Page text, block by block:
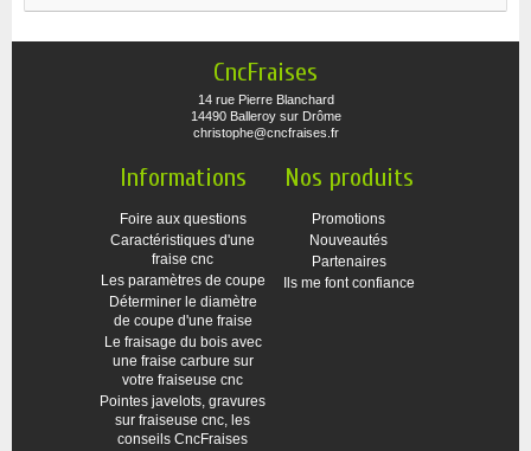
CncFraises
14 rue Pierre Blanchard
14490 Balleroy sur Drôme
christophe@cncfraises.fr
Informations
Foire aux questions
Caractéristiques d'une
fraise cnc
Les paramètres de coupe
Déterminer le diamètre
de coupe d'une fraise
Le fraisage du bois avec
une fraise carbure sur
votre fraiseuse cnc
Pointes javelots, gravures
sur fraiseuse cnc, les
conseils CncFraises
Nos produits
Promotions
Nouveautés
Partenaires
Ils me font confiance